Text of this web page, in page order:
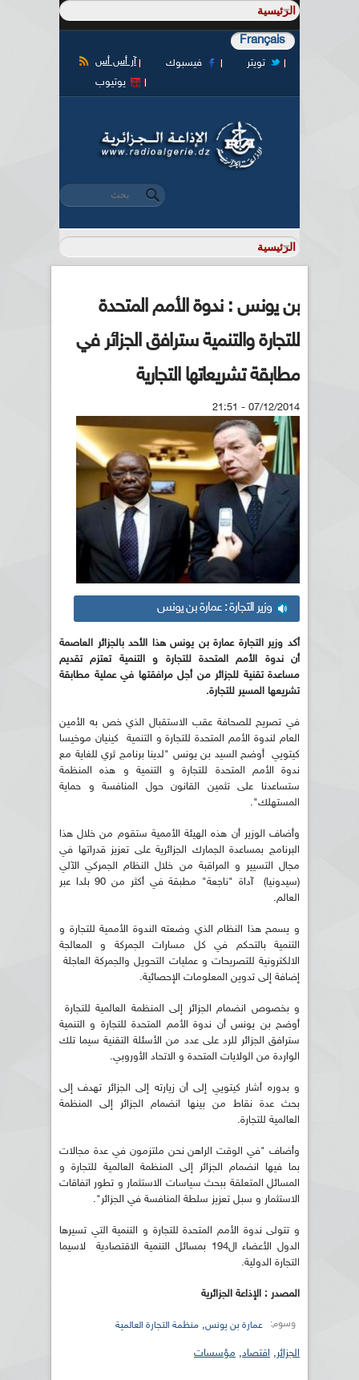
Français
آر أس أس فيسبوك
تويتر
يوتيوب
استمارة البحث
‏بحث ‏
بن يونس : ندوة الأمم المتحدة
للتجارة والتنمية سترافق الجزائر في
مطابقة تشريعاتها التجارية
07/12/2014 - 21:51
وزير التجارة : عمارة بن يونس
أكد وزير التجارة عمارة بن يونس هذا الأحد بالجزائر العاصمة
أن ندوة الأمم المتحدة للتجارة و التنمية تعتزم تقديم
مساعدة تقنية للجزائر من أجل مرافقتها في عملية مطابقة
تشريعها المسير للتجارة.
في تصريح للصحافة عقب الاستقبال الذي خص به الأمين
العام لندوة الأمم المتحدة للتجارة و التنمية كينيان موخيسا
كيتويي أوضح السيد بن يونس "لدينا برنامج ثري للغاية مع
ندوة الأمم المتحدة للتجارة و التنمية و هذه المنظمة
ستساعدنا على تثمين القانون حول المنافسة و حماية
المستهلك".
وأضاف الوزير أن هذه الهيئة الأممية ستقوم من خلال هذا
البرنامج بمساعدة الجمارك الجزائرية على تعزيز قدراتها في
مجال التسيير و المراقبة من خلال النظام الجمركي الآلي
(سيدونيا) آداة "ناجعة" مطبقة في أكثر من 90 بلدا عبر
العالم.
و يسمح هذا النظام الذي وضعته الندوة الأممية للتجارة و
التنمية بالتحكم في كل مسارات الجمركة و المعالجة
الالكترونية للتصريحات و عمليات التحويل والجمركة العاجلة
إضافة إلى تدوين المعلومات الإحصائية.
و بخصوص انضمام الجزائر إلى المنظمة العالمية للتجارة
أوضح بن يونس أن ندوة الأمم المتحدة للتجارة و التنمية
سترافق الجزائر للرد على عدد من الأسئلة التقنية سيما تلك
الواردة من الولايات المتحدة و الاتحاد الأوروبي.
و بدوره أشار كيتويي إلى أن زيارته إلى الجزائر تهدف إلى
بحث عدة نقاط من بينها انضمام الجزائر إلى المنظمة
العالمية للتجارة.
وأضاف "في الوقت الراهن نحن ملتزمون في عدة مجالات
بما فيها انضمام الجزائر إلى المنظمة العالمية للتجارة و
المسائل المتعلقة ببحث سياسات الاستثمار و تطور اتفاقات
الاستثمار و سبل تعزيز سلطة المنافسة في الجزائر".
و تتولى ندوة الأمم المتحدة للتجارة و التنمية التي تسيرها
الدول الأعضاء ال194 بمسائل التنمية الاقتصادية لاسيما
التجارة الدولية.
المصدر : الإذاعة الجزائرية
وسوم: عمارة بن يونس, منظمة التجارة العالمية
الجزائر, اقتصاد, مؤسسات